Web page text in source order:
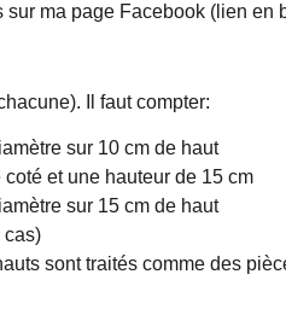
ma page Facebook (lien en
Il faut compter:
sur 10 cm de haut
et une hauteur de 15 cm
sur 15 cm de haut
cas)
sont traités comme des